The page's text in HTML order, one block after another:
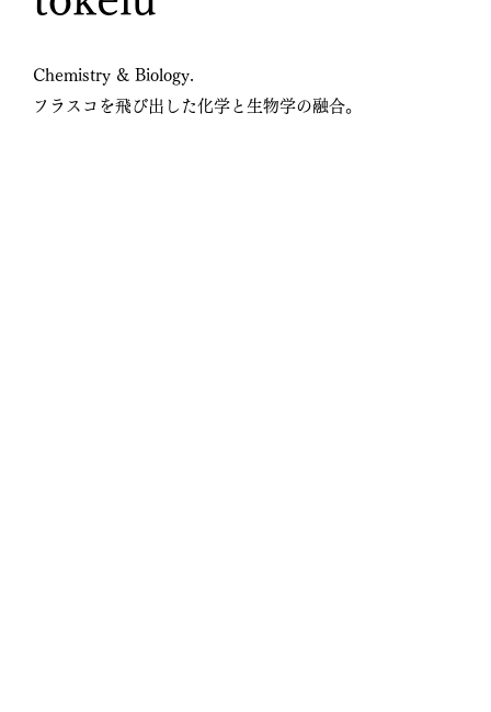
Chemistry & Biology.
フラスコを飛び出した化学と生物学の融合。